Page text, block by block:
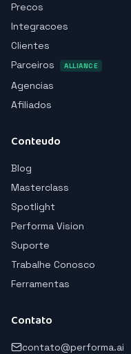
Precos
Integracoes
Clientes
Parceiros
ALLIANCE
Agencias
Afiliados
Conteudo
Blog
Masterclass
Spotlight
Performa Vision
Suporte
Trabalhe Conosco
Ferramentas
Contato
contato@performa.ai